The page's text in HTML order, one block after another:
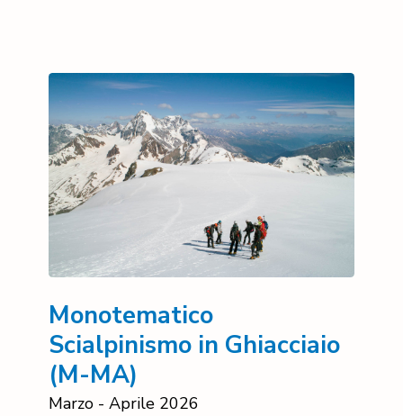
Monotematico
Scialpinismo in Ghiacciaio
(M-MA)
Marzo - Aprile 2026